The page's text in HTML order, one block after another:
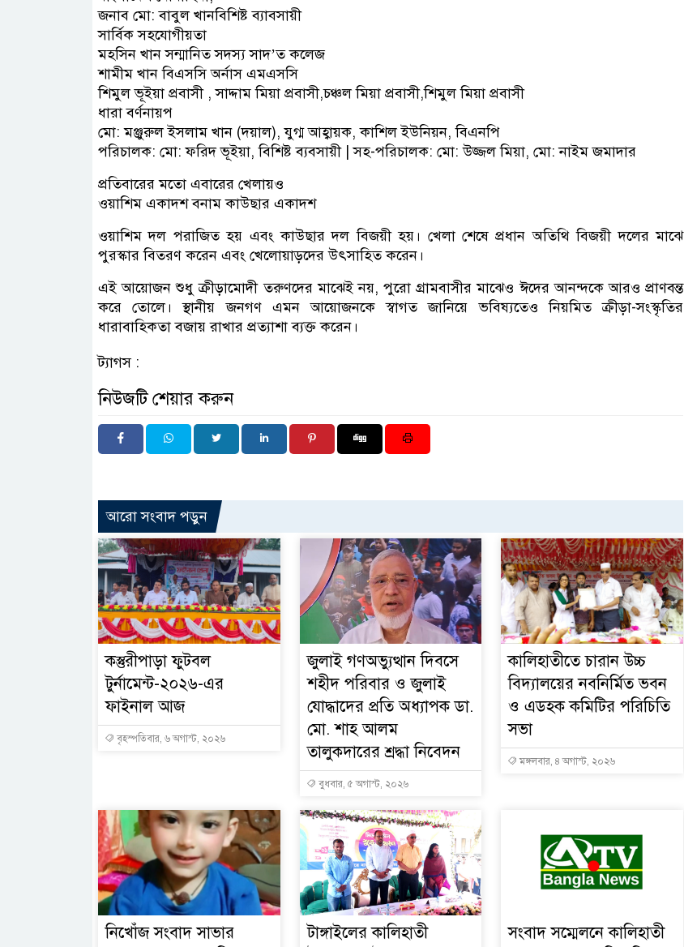
জনাব মো: বাবুল খানবিশিষ্ট ব্যাবসায়ী
সার্বিক সহযোগীয়তা
মহসিন খান সন্মানিত সদস্য সাদ’ত কলেজ
শামীম খান বিএসসি অর্নাস এমএসসি
শিমুল ভূইয়া প্রবাসী , সাদ্দাম মিয়া প্রবাসী,চঞ্চল মিয়া প্রবাসী,শিমুল মিয়া প্রবাসী
ধারা বর্ণনায়প
মো: মঞ্জুরুল ইসলাম খান (দয়াল), যুগ্ম আহ্বায়ক, কাশিল ইউনিয়ন, বিএনপি
পরিচালক: মো: ফরিদ ভূইয়া, বিশিষ্ট ব্যবসায়ী | সহ-পরিচালক: মো: উজ্জল মিয়া, মো: নাইম জমাদার
প্রতিবারের মতো এবারের খেলায়ও
ওয়াশিম একাদশ বনাম কাউছার একাদশ
ওয়াশিম দল পরাজিত হয় এবং কাউছার দল বিজয়ী হয়। খেলা শেষে প্রধান অতিথি বিজয়ী দলের মাঝে
পুরস্কার বিতরণ করেন এবং খেলোয়াড়দের উৎসাহিত করেন।
এই আয়োজন শুধু ক্রীড়ামোদী তরুণদের মাঝেই নয়, পুরো গ্রামবাসীর মাঝেও ঈদের আনন্দকে আরও প্রাণবন্ত
করে তোলে। স্থানীয় জনগণ এমন আয়োজনকে স্বাগত জানিয়ে ভবিষ্যতেও নিয়মিত ক্রীড়া-সংস্কৃতির
ধারাবাহিকতা বজায় রাখার প্রত্যাশা ব্যক্ত করেন।
ট্যাগস :
নিউজটি শেয়ার করুন
আরো সংবাদ পড়ুন
কস্তুরীপাড়া ফুটবল
টুর্নামেন্ট-২০২৬-এর
ফাইনাল আজ
বৃহস্পতিবার, ৬ অগাস্ট, ২০২৬
জুলাই গণঅভ্যুত্থান দিবসে
শহীদ পরিবার ও জুলাই
যোদ্ধাদের প্রতি অধ্যাপক ডা.
মো. শাহ আলম
তালুকদারের শ্রদ্ধা নিবেদন
বুধবার, ৫ অগাস্ট, ২০২৬
কালিহাতীতে চারান উচ্চ
বিদ্যালয়ের নবনির্মিত ভবন
ও এডহক কমিটির পরিচিতি
সভা
মঙ্গলবার, ৪ অগাস্ট, ২০২৬
নিখোঁজ সংবাদ সাভার
টাঙ্গাইলের কালিহাতী
সংবাদ সম্মেলনে কালিহাতী